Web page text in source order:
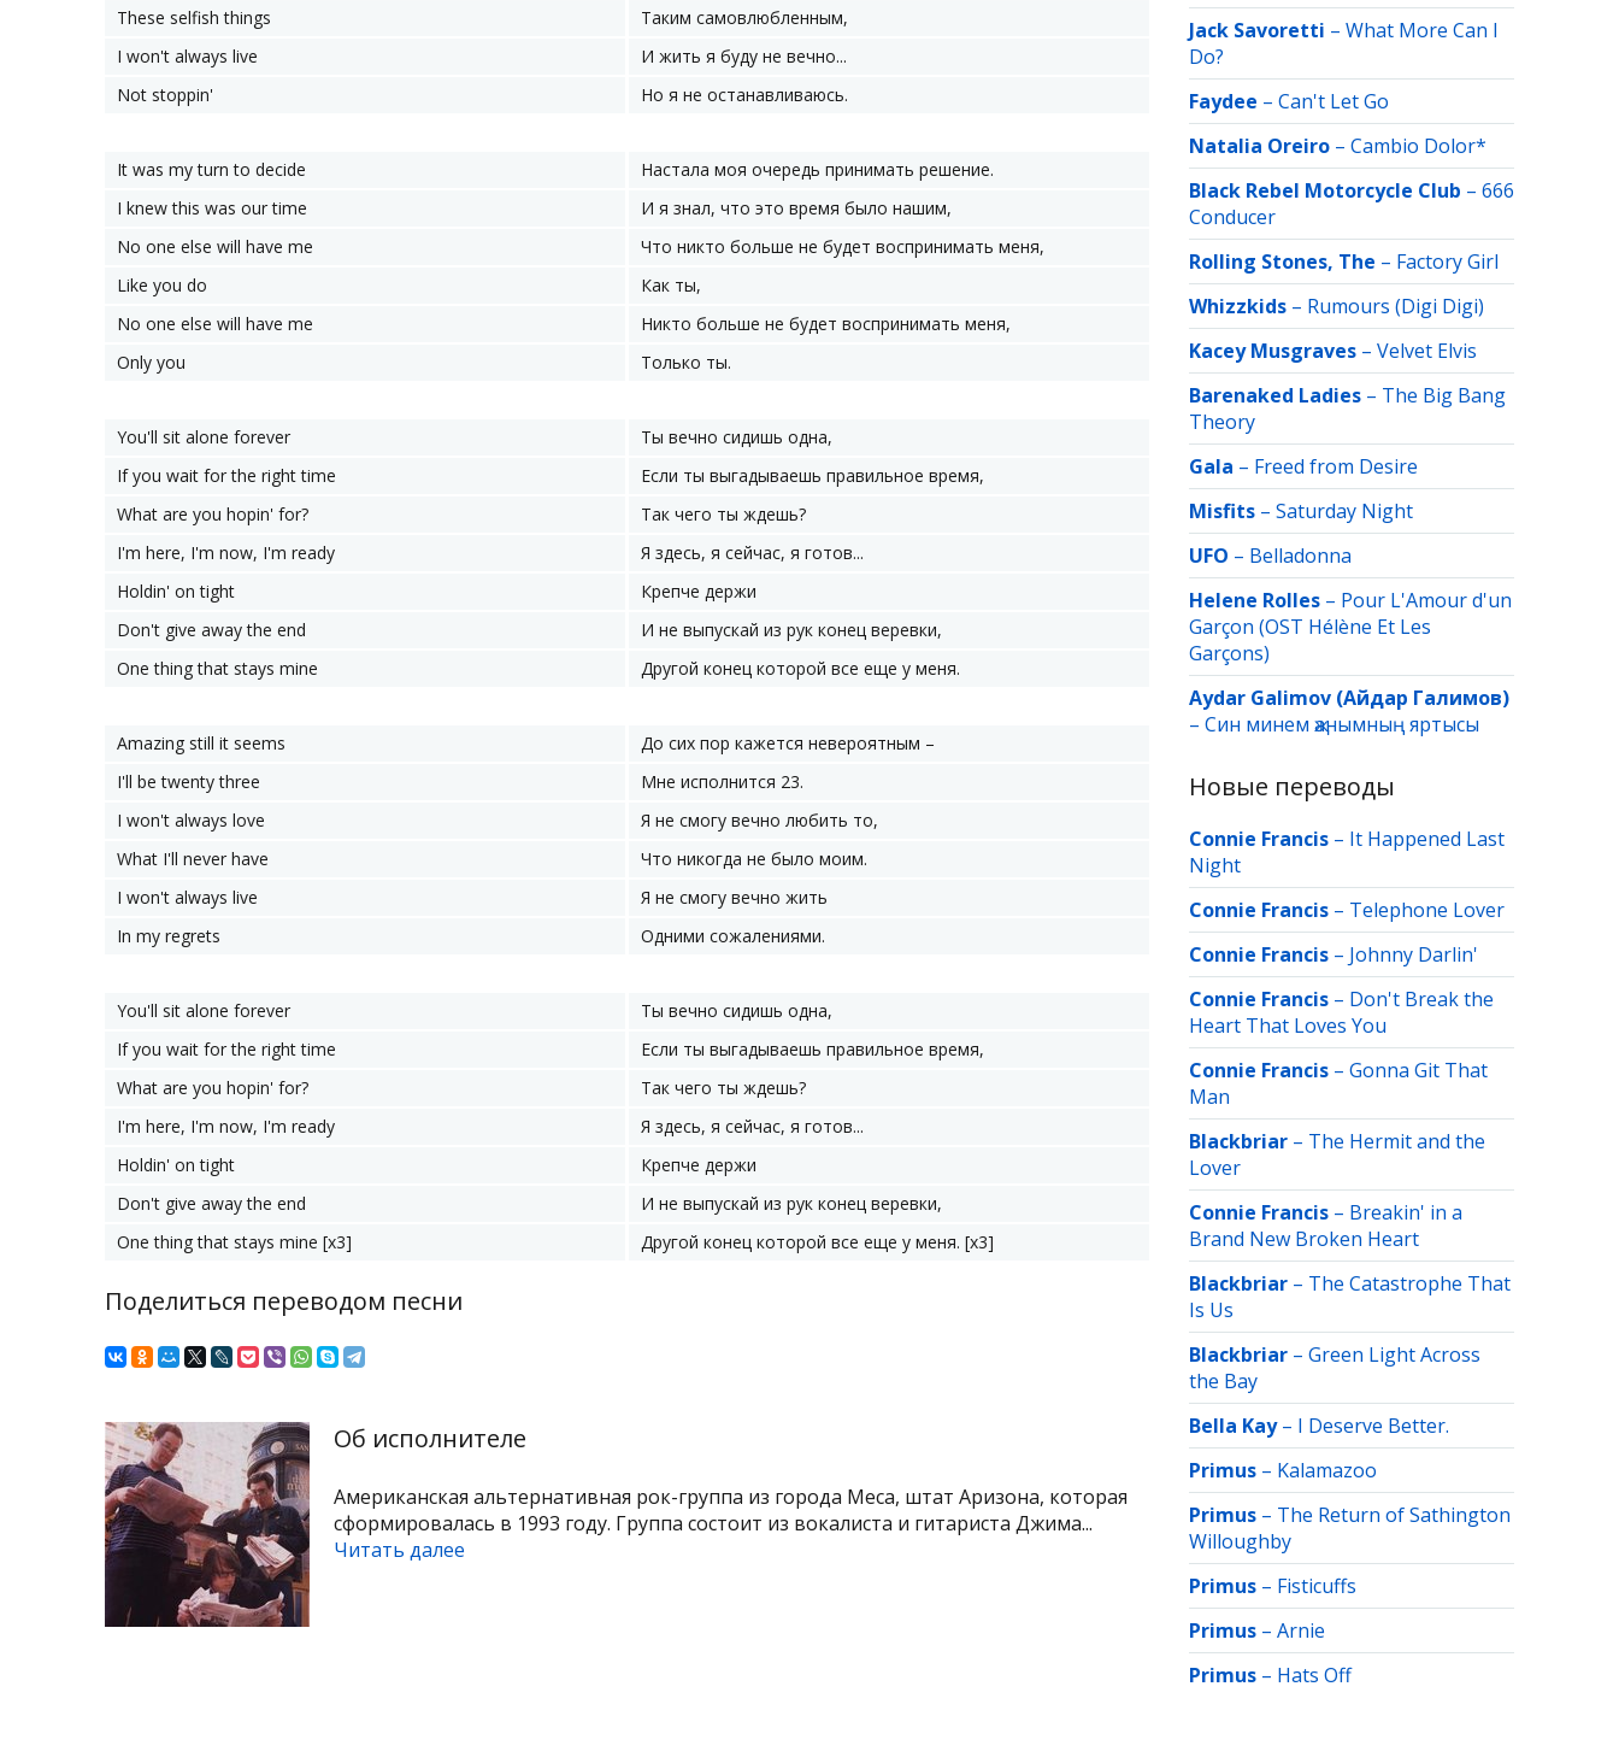
These selfish things
Таким самовлюбленным,
I won't always live
И жить я буду не вечно...
Not stoppin'
Но я не останавливаюсь.
It was my turn to decide
Настала моя очередь принимать решение.
I knew this was our time
И я знал, что это время было нашим,
No one else will have me
Что никто больше не будет воспринимать меня,
Like you do
Как ты,
No one else will have me
Никто больше не будет воспринимать меня,
Only you
Только ты.
You'll sit alone forever
Ты вечно сидишь одна,
If you wait for the right time
Если ты выгадываешь правильное время,
What are you hopin' for?
Так чего ты ждешь?
I'm here, I'm now, I'm ready
Я здесь, я сейчас, я готов...
Holdin' on tight
Крепче держи
Don't give away the end
И не выпускай из рук конец веревки,
One thing that stays mine
Другой конец которой все еще у меня.
Amazing still it seems
До сих пор кажется невероятным –
I'll be twenty three
Мне исполнится 23.
I won't always love
Я не смогу вечно любить то,
What I'll never have
Что никогда не было моим.
I won't always live
Я не смогу вечно жить
In my regrets
Одними сожалениями.
You'll sit alone forever
Ты вечно сидишь одна,
If you wait for the right time
Если ты выгадываешь правильное время,
What are you hopin' for?
Так чего ты ждешь?
I'm here, I'm now, I'm ready
Я здесь, я сейчас, я готов...
Holdin' on tight
Крепче держи
Don't give away the end
И не выпускай из рук конец веревки,
One thing that stays mine [x3]
Другой конец которой все еще у меня. [x3]
Поделиться переводом песни
Об исполнителе
Американская альтернативная рок-группа из города Меса, штат Аризона, которая
сформировалась в 1993 году. Группа состоит из вокалиста и гитариста Джима...
Читать далее
Jack Savoretti – What More Can I
Do?
Faydee – Can't Let Go
Natalia Oreiro – Cambio Dolor*
Black Rebel Motorcycle Club – 666
Conducer
Rolling Stones, The – Factory Girl
Whizzkids – Rumours (Digi Digi)
Kacey Musgraves – Velvet Elvis
Barenaked Ladies – The Big Bang
Theory
Gala – Freed from Desire
Misfits – Saturday Night
UFO – Belladonna
Helene Rolles – Pour L'Amour d'un
Garçon (OST Hélène Et Les
Garçons)
Aydar Galimov (Айдар Галимов)
– Син минем җанымның яртысы
Новые переводы
Connie Francis – It Happened Last
Night
Connie Francis – Telephone Lover
Connie Francis – Johnny Darlin'
Connie Francis – Don't Break the
Heart That Loves You
Connie Francis – Gonna Git That
Man
Blackbriar – The Hermit and the
Lover
Connie Francis – Breakin' in a
Brand New Broken Heart
Blackbriar – The Catastrophe That
Is Us
Blackbriar – Green Light Across
the Bay
Bella Kay– I Deserve Better.
Primus – Kalamazoo
Primus – The Return of Sathington
Willoughby
Primus – Fisticuffs
Primus – Arnie
Primus – Hats Off